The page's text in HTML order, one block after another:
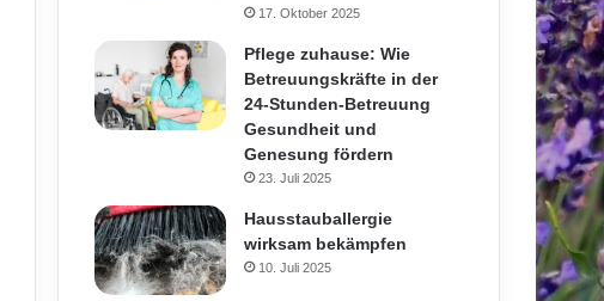
17. Oktober 2025
Pflege zuhause: Wie
Betreuungskräfte in der
24-Stunden-Betreuung
Gesundheit und
Genesung fördern
23. Juli 2025
Hausstauballergie
wirksam bekämpfen
10. Juli 2025